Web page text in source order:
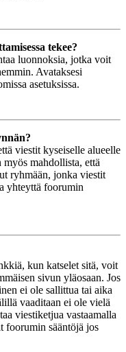
tekee?
luonnoksia, jotka voit
Avataksesi
asetuksissa.
viestit kyseiselle alueelle
myös mahdollista, että
ryhmään, jonka viestit
yhteyttä foorumin
kun katselet sitä, voit
sivun yläosaan. Jos
ei ole sallittua tai aika
vaaditaan ei ole vielä
viestiketjua vastaamalla
foorumin sääntöjä jos